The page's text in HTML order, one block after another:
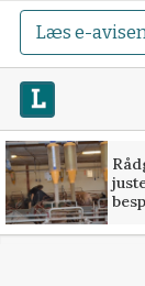
Læs e-